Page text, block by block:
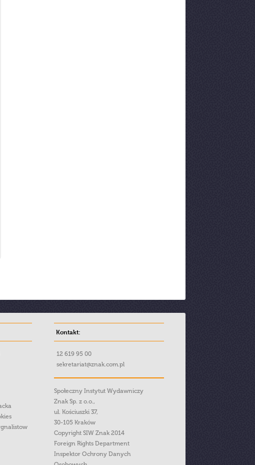
Kontakt:
12 619 95 00
sekretariat@znak.com.pl
Społeczny Instytut Wydawniczy
Znak Sp. z o.o.,
ul. Kościuszki 37,
30-105 Kraków
Copyright SIW Znak 2014
Foreign Rights Department
Inspektor Ochrony Danych